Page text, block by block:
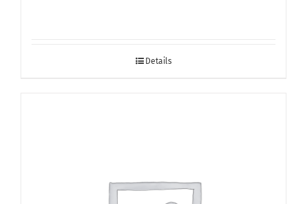
Details